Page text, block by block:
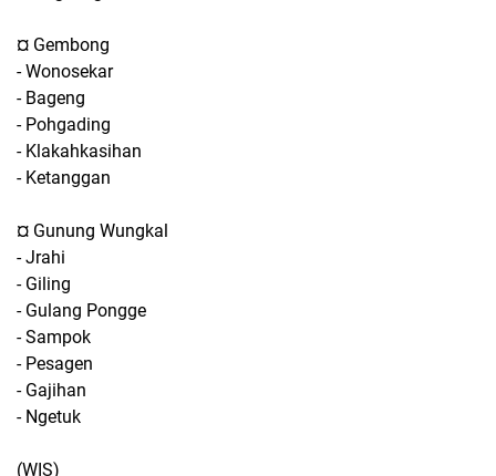
¤ Gembong
- Wonosekar
- Bageng
- Pohgading
- Klakahkasihan
- Ketanggan
¤ Gunung Wungkal
- Jrahi
- Giling
- Gulang Pongge
- Sampok
- Pesagen
- Gajihan
- Ngetuk
(WIS)